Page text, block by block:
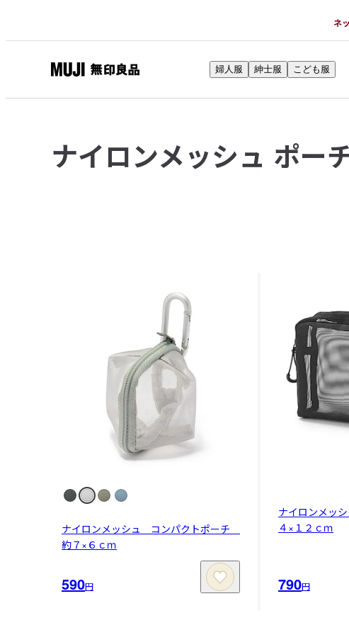
ネ
印
ネ
ッ
婦人服 紳士服 こども服
ナイロンメッシュ ポー
ナイロンメッシュ コンパクトポーチ
約７×６ｃｍ
590円
ナイロンメッ
４×１２ｃｍ
790円